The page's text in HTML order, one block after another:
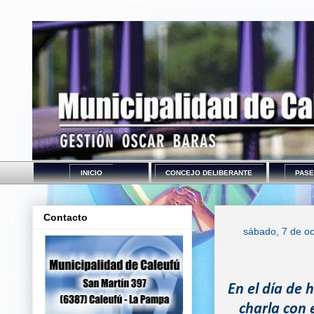
INICIO CONCEJO DELIBERANTE
sábado, 7 de
En el día de
charla con
Contacto